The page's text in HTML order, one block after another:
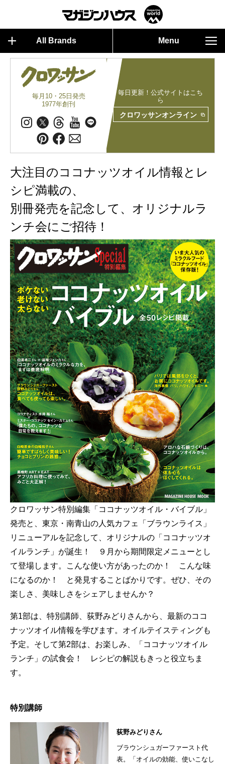
All Brands Menu
毎月10・25日発売
1977年創刊
毎日更新！公式サイトはこち
ら
クロワッサンオンライン
大注目のココナッツオイル情報とレ
シピ満載の、
別冊発売を記念して、オリジナルラ
ンチ会にご招待！
クロワッサン特別編集「ココナッツオイル・バイブル」
発売と、東京・南青山の人気カフェ「ブラウンライス」
リニューアルを記念して、オリジナルの「ココナッツオ
イルランチ」が誕生！ ９月から期間限定メニューとし
て登場します。こんな使い方があったのか！ こんな味
になるのか！ と発見することばかりです。ぜひ、その
楽しさ、美味しさをシェアしませんか？
第1部は、特別講師、荻野みどりさんから、最新のココ
ナッツオイル情報を学びます。オイルテイスティングも
予定。そして第2部は、お楽しみ、「ココナッツオイル
ランチ」の試食会！ レシピの解説もきっと役立ちま
す。
特別講師
荻野みどりさん
ブラウンシュガーファースト代
表。「オイルの効能、使いこなし